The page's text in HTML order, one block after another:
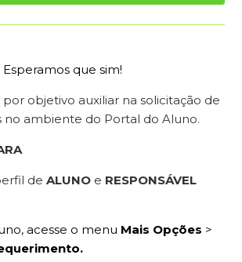
que sim!
objetivo auxiliar na solicitação de
no ambiente do Portal do Aluno.
deALUNO e RESPONSÁVEL
acesse o menu Mais Opções >